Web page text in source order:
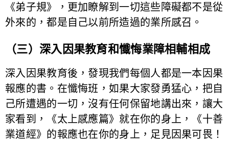
《弟子規》，更加瞭解到一切這些障礙都不是從
外來的，都是自己以前所造過的業所感召。
（三）深入因果教育和懺悔業障相輔相成
深入因果教育後，發現我們每個人都是一本因果
報應的書。在懺悔班，如果大家發勇猛心，把自
己所遭遇的一切，沒有任何保留地講出來，讓大
家看到，《太上感應篇》就在你的身上，《十善
業道經》的報應也在你的身上，足見因果可畏！